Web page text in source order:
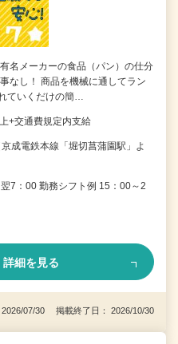
名メーカーの食品（パン）の仕分
なし！ 商品を機械に通してラン
ていくだけの簡…
+交通費規定内支給
成電鉄本線「堀切菖蒲園駅」よ
7：00 勤務シフト例 15：00～2
詳細を見る
2026/07/30 掲載終了日： 2026/10/30